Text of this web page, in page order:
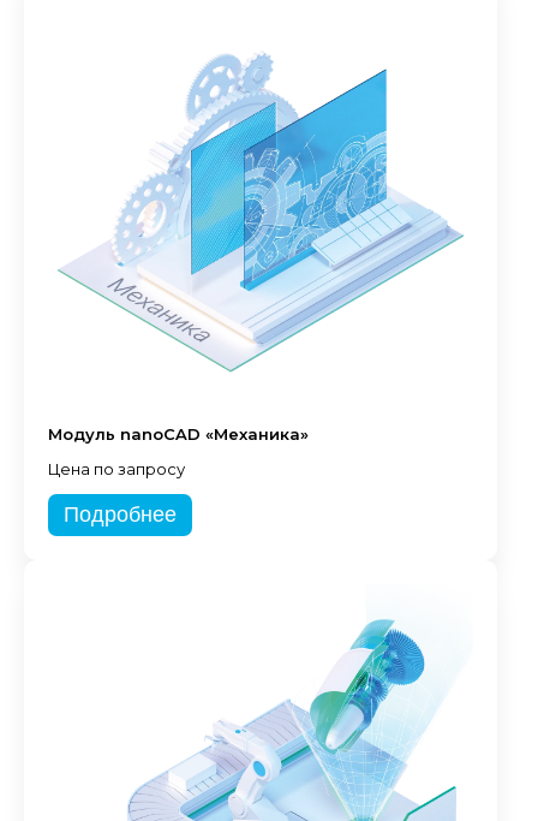
Модуль nanoCAD «Механика»
Цена по запросу
Подробнее